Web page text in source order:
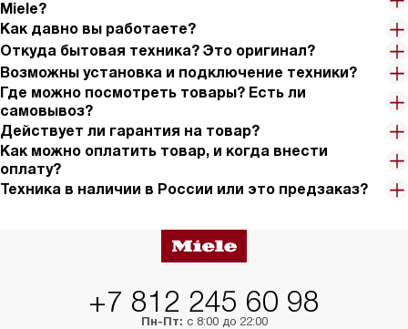
Miele?
Как давно вы работаете?
Откуда бытовая техника? Это оригинал?
Возможны установка и подключение техники?
Где можно посмотреть товары? Есть ли
самовывоз?
Действует ли гарантия на товар?
Как можно оплатить товар, и когда внести
оплату?
Техника в наличии в России или это предзаказ?
+7 812 245 60 98
Пн-Пт: с 8:00 до 22:00